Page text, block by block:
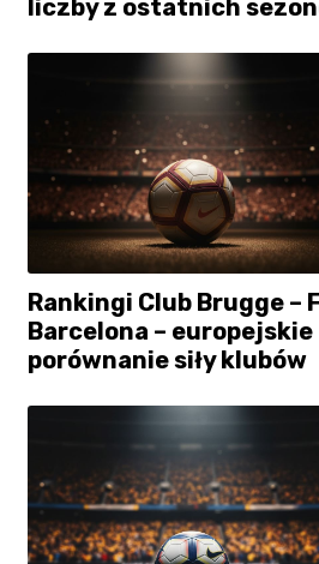
liczby z ostatnich
Rankingi Club Brugge –
Barcelona – europejskie
porównanie siły klubów